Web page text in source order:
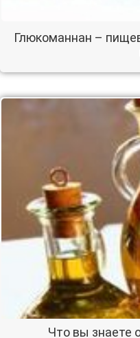
Глюкоманнан –
Что вы знаете